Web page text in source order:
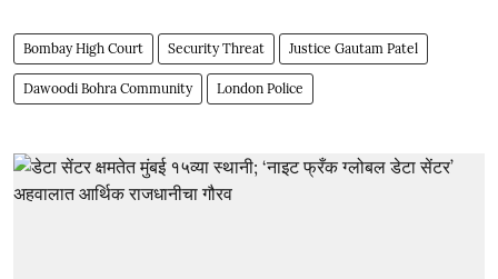
Bombay High Court Security Threat Justice Gautam Patel
Dawoodi Bohra Community London Police